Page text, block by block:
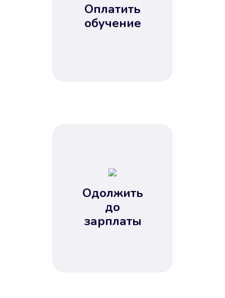
Оплатить
обучение
Одолжить
до
зарплаты